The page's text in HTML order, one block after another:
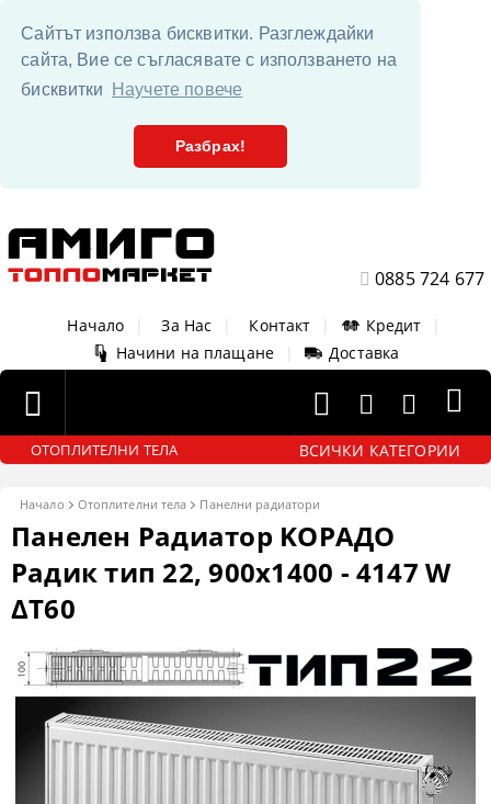
Сайтът използва бисквитки. Разглеждайки
сайта, Вие се съгласявате с използването на
бисквитки
Научете повече
Разбрах!
0885 724 677
Начало За Нас Контакт Кредит
Начини на плащане
Доставка
ОТОПЛИТЕЛНИ ТЕЛА ВСИЧКИ КАТЕГОРИИ
Начало Отоплителни тела Панелни радиатори
Панелен Радиатор KОРАДО
Радик тип 22, 900x1400 - 4147 W
ΔT60